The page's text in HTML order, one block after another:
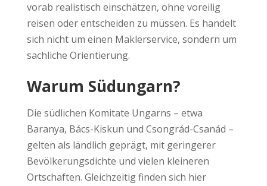
vorab realistisch einschätzen, ohne voreilig
reisen oder entscheiden zu müssen. Es handelt
sich nicht um einen Maklerservice, sondern um
sachliche Orientierung.
Warum Südungarn?
Die südlichen Komitate Ungarns – etwa
Baranya, Bács-Kiskun und Csongrád-Csanád –
gelten als ländlich geprägt, mit geringerer
Bevölkerungsdichte und vielen kleineren
Ortschaften. Gleichzeitig finden sich hier